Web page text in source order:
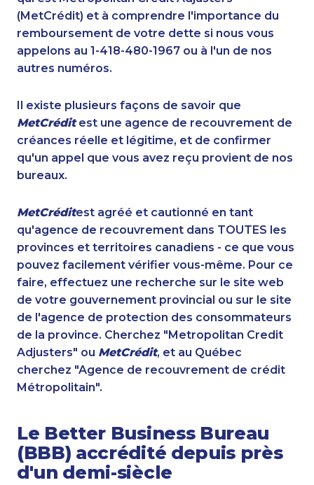
(MetCrédit) et à comprendre l'importance du
remboursement de votre dette si nous vous
appelons au 1-418-480-1967 ou à l'un de nos
autres numéros.
Il existe plusieurs façons de savoir que
MetCréditest une agence de recouvrement de
créances réelle et légitime, et de confirmer
qu'un appel que vous avez reçu provient de nos
bureaux.
MetCréditest agréé et cautionné en tant
qu'agence de recouvrement dans TOUTES les
provinces et territoires canadiens - ce que vous
pouvez facilement vérifier vous-même. Pour ce
faire, effectuez une recherche sur le site web
de votre gouvernement provincial ou sur le site
de l'agence de protection des consommateurs
de la province. Cherchez "Metropolitan Credit
Adjusters" ou MetCrédit, et au Québec
cherchez "Agence de recouvrement de crédit
Métropolitain".
Le Better Business Bureau
(BBB) accrédité depuis près
d'un demi-siècle